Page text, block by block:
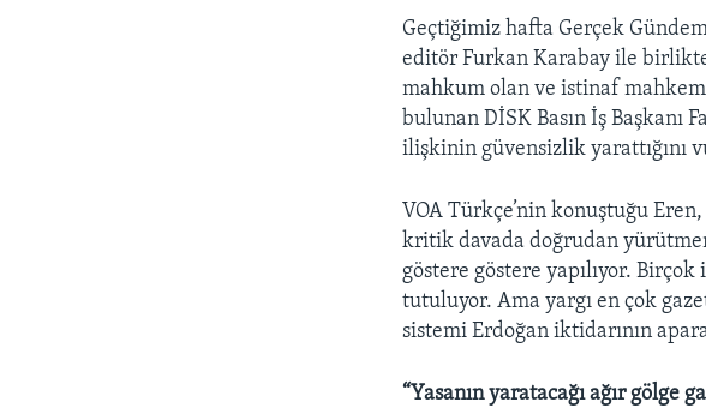
Geçtiğimiz hafta Gerçek
editör Furkan Karabay ile birlikte
mahkum olan ve istinaf
bulunan DİSK Basın İş Başkanı
ilişkinin güvensizlik yarattığını
VOA Türkçe’nin konuştuğu
kritik davada doğrudan
göstere göstere yapılıyor.
tutuluyor. Ama yargı en çok
sistemi Erdoğan iktidarının
“Yasanın yaratacağı ağır gölge